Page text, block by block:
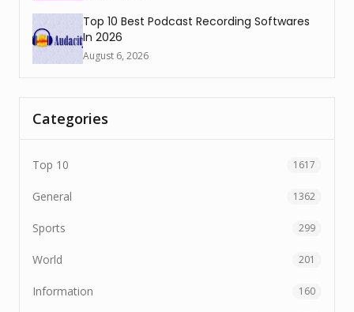
Top 10 Best Podcast Recording Softwares
In 2026
August 6, 2026
Categories
Top 10 1617
General 1362
Sports 299
World 201
Information 160